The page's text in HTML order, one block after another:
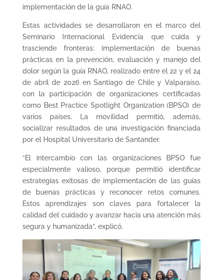
implementación de la guía RNAO.
Estas actividades se desarrollaron en el marco del
Seminario Internacional Evidencia que cuida y
trasciende fronteras: implementación de buenas
prácticas en la prevención, evaluación y manejo del
dolor según la guía RNAO, realizado entre el 22 y el 24
de abril de 2026 en Santiago de Chile y Valparaíso,
con la participación de organizaciones certificadas
como Best Practice Spotlight Organization (BPSO) de
varios países. La movilidad permitió, además,
socializar resultados de una investigación financiada
por el Hospital Universitario de Santander.
“El intercambio con las organizaciones BPSO fue
especialmente valioso, porque permitió identificar
estrategias exitosas de implementación de las guías
de buenas prácticas y reconocer retos comunes.
Estos aprendizajes son claves para fortalecer la
calidad del cuidado y avanzar hacia una atención más
segura y humanizada”, explicó.